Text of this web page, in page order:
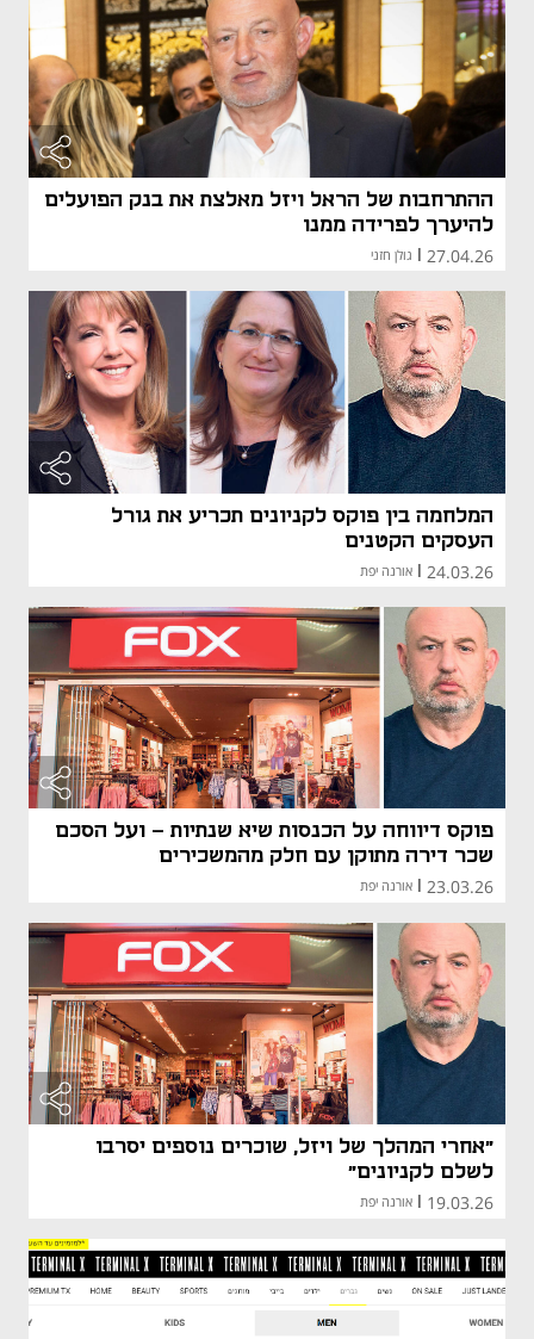
ההתרחבות של הראל ויזל מאלצת את בנק הפועלים
להיערך לפרידה ממנו
27.04.26
| גולן חזני
המלחמה בין פוקס לקניונים תכריע את גורל
העסקים הקטנים
24.03.26
| אורנה יפת
פוקס דיווחה על הכנסות שיא שנתיות - ועל הסכם
שכר דירה מתוקן עם חלק מהמשכירים
23.03.26 אורנה יפת
"אחרי המהלך של ויזל, שוכרים נוספים יסרבו
לשלם לקניונים"
19.03.26 אורנה יפת